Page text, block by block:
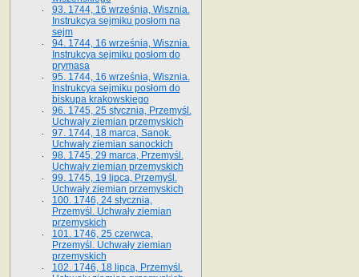
93. 1744, 16 września, Wisznia.
Instrukcya sejmiku posłom na
sejm
94. 1744, 16 września, Wisznia.
Instrukcya sejmiku posłom do
prymasa
95. 1744, 16 września, Wisznia.
Instrukcya sejmiku posłom do
biskupa krakowskiego
96. 1745, 25 stycznia, Przemyśl.
Uchwały ziemian przemyskich
97. 1744, 18 marca, Sanok.
Uchwały ziemian sanockich
98. 1745, 29 marca, Przemyśl.
Uchwały ziemian przemyskich
99. 1745, 19 lipca, Przemyśl.
Uchwały ziemian przemyskich
100. 1746, 24 stycznia,
Przemyśl. Uchwały ziemian
przemyskich
101. 1746, 25 czerwca,
Przemyśl. Uchwały ziemian
przemyskich
102. 1746, 18 lipca, Przemyśl.